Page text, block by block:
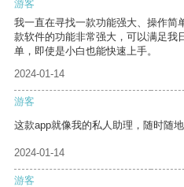
游客
我一直在寻找一款功能强大、操作简
款软件的功能非常强大，可以满足我
单，即使是小白也能快速上手。
2024-01-14
游客
这款app就像我的私人助理，随时随
2024-01-14
游客